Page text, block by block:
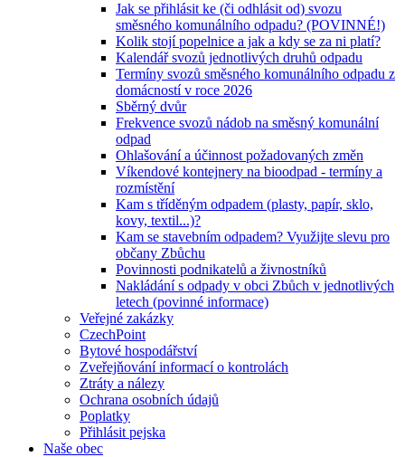
Jak se přihlásit ke (či odhlásit od) svozu
směsného komunálního odpadu? (POVINNÉ!)
Kolik stojí popelnice a jak a kdy se za ni platí?
Kalendář svozů jednotlivých druhů odpadu
Termíny svozů směsného komunálního odpadu z
domácností v roce 2026
Sběrný dvůr
Frekvence svozů nádob na směsný komunální
odpad
Ohlašování a účinnost požadovaných změn
Víkendové kontejnery na bioodpad - termíny a
rozmístění
Kam s tříděným odpadem (plasty, papír, sklo,
kovy, textil...)?
Kam se stavebním odpadem? Využijte slevu pro
občany Zbůchu
Povinnosti podnikatelů a živnostníků
Nakládání s odpady v obci Zbůch v jednotlivých
letech (povinné informace)
Veřejné zakázky
CzechPoint
Bytové hospodářství
Zveřejňování informací o kontrolách
Ztráty a nálezy
Ochrana osobních údajů
Poplatky
Přihlásit pejska
Naše obec